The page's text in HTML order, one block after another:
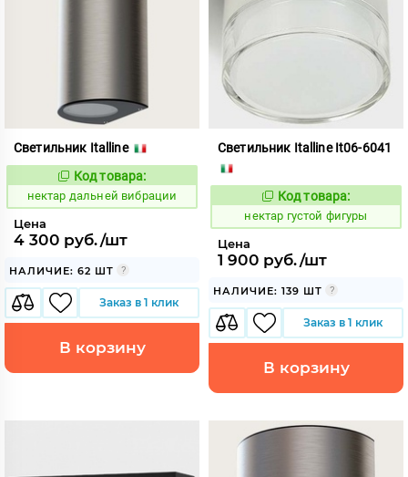
Светильник Italline
Код:
1128010
Код товара:
нектар дальней вибрации
Цена
4 300 руб./шт
НАЛИЧИЕ: 62 ШТ
Заказ в 1 клик
В корзину
Светильник Italline It06-6041
Код:
1127990
Код товара:
нектар густой фигуры
Цена
1 900 руб./шт
НАЛИЧИЕ: 139 ШТ
Заказ в 1 клик
В корзину